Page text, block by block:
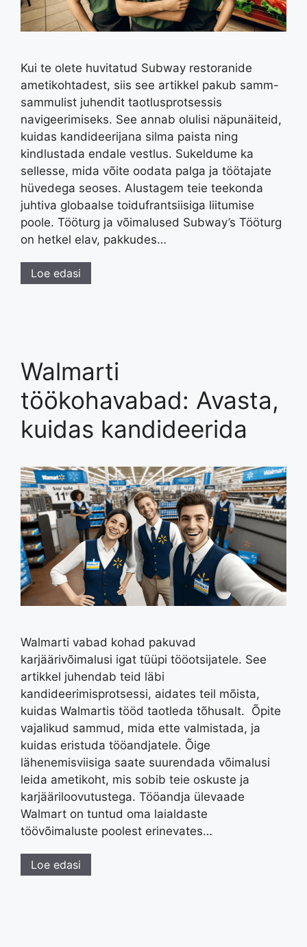
Kui te olete huvitatud Subway restoranide
ametikohtadest, siis see artikkel pakub samm-
sammulist juhendit taotlusprotsessis
navigeerimiseks. See annab olulisi näpunäiteid,
kuidas kandideerijana silma paista ning
kindlustada endale vestlus. Sukeldume ka
sellesse, mida võite oodata palga ja töötajate
hüvedega seoses. Alustagem teie teekonda
juhtiva globaalse toidufrantsiisiga liitumise
poole. Tööturg ja võimalused Subway’s Tööturg
on hetkel elav, pakkudes…
Loe edasi
Walmarti
töökohavabad: Avasta,
kuidas kandideerida
Walmarti vabad kohad pakuvad
karjäärivõimalusi igat tüüpi tööotsijatele. See
artikkel juhendab teid läbi
kandideerimisprotsessi, aidates teil mõista,
kuidas Walmartis tööd taotleda tõhusalt. Õpite
vajalikud sammud, mida ette valmistada, ja
kuidas eristuda tööandjatele. Õige
lähenemisviisiga saate suurendada võimalusi
leida ametikoht, mis sobib teie oskuste ja
karjääriloovutustega. Tööandja ülevaade
Walmart on tuntud oma laialdaste
töövõimaluste poolest erinevates…
Loe edasi